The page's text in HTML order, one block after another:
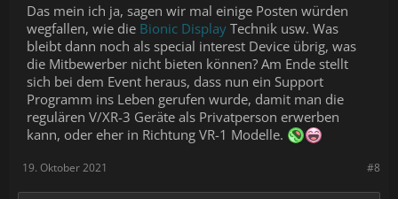
Das mein ich ja, sagen wir mal einige Posten würden
wegfallen, wie die Bionic Display Technik usw. Was
bleibt dann noch als special interest Device übrig, was
die Mitbewerber nicht bieten können? Am Ende stellt
sich bei dem Event heraus, dass nun ein Support
Programm ins Leben gerufen wurde, damit man die
regulären V/XR-3 Geräte als Privatperson erwerben
kann, oder eher in Richtung VR-1 Modelle.
#8
19. Oktober 2021